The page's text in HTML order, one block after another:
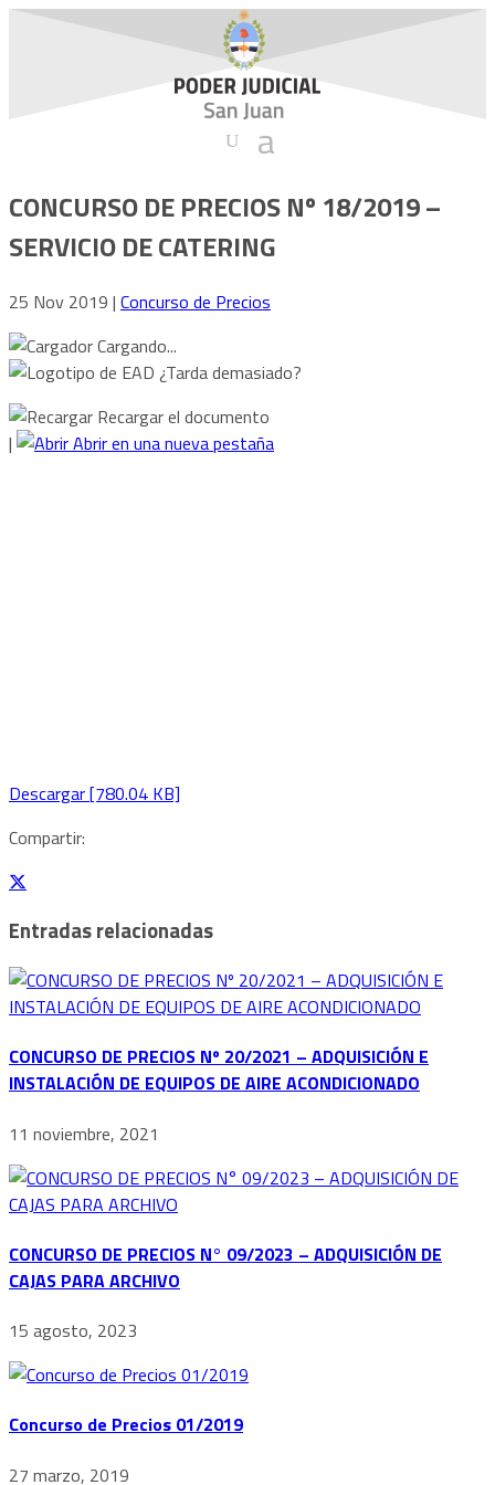
CONCURSO DE PRECIOS Nº 18/2019 –
SERVICIO DE CATERING
25 Nov 2019 | Concurso de Precios
Cargando...
¿Tarda demasiado?
Recargar el documento
|
Abrir en una nueva pestaña
Descargar [780.04 KB]
Compartir:
Entradas relacionadas
CONCURSO DE PRECIOS Nº 20/2021 – ADQUISICIÓN E
INSTALACIÓN DE EQUIPOS DE AIRE ACONDICIONADO
11 noviembre, 2021
CONCURSO DE PRECIOS N° 09/2023 – ADQUISICIÓN DE
CAJAS PARA ARCHIVO
15 agosto, 2023
Concurso de Precios 01/2019
27 marzo, 2019